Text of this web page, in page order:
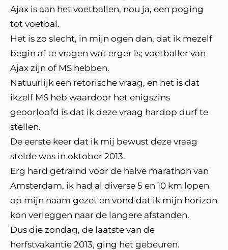
Ajax is aan het voetballen, nou ja, een poging
tot voetbal.
Het is zo slecht, in mijn ogen dan, dat ik mezelf
begin af te vragen wat erger is; voetballer van
Ajax zijn of MS hebben.
Natuurlijk een retorische vraag, en het is dat
ikzelf MS heb waardoor het enigszins
geoorloofd is dat ik deze vraag hardop durf te
stellen.
De eerste keer dat ik mij bewust deze vraag
stelde was in oktober 2013.
Erg hard getraind voor de halve marathon van
Amsterdam, ik had al diverse 5 en 10 km lopen
op mijn naam gezet en vond dat ik mijn horizon
kon verleggen naar de langere afstanden.
Dus die zondag, de laatste van de
herfstvakantie 2013, ging het gebeuren.